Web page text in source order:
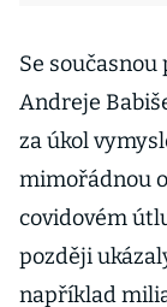
Se
Andreje
za úkol
mimořádnou
covidovém
později
například